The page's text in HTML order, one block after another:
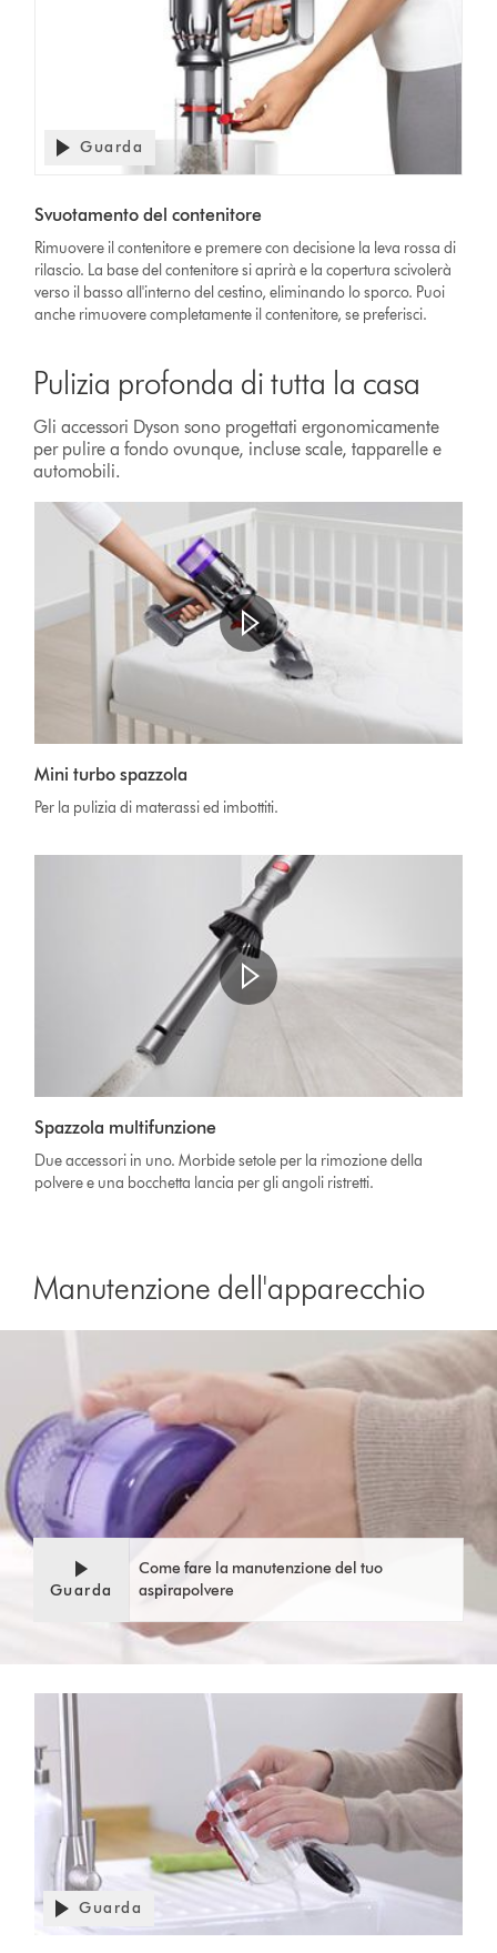
Guarda
Svuotamento del contenitore
Rimuovere il contenitore e premere con decisione la leva rossa di
rilascio. La base del contenitore si aprirà e la copertura scivolerà
verso il basso all'interno del cestino, eliminando lo sporco. Puoi
anche rimuovere completamente il contenitore, se preferisci.
Pulizia profonda di tutta la casa
Gli accessori Dyson sono progettati ergonomicamente
per pulire a fondo ovunque, incluse scale, tapparelle e
automobili.
Mini turbo spazzola
Per la pulizia di materassi ed imbottiti.
Spazzola multifunzione
Due accessori in uno. Morbide setole per la rimozione della
polvere e una bocchetta lancia per gli angoli ristretti.
Manutenzione dell'apparecchio
Guarda
Come fare la manutenzione del tuo
aspirapolvere
Guarda